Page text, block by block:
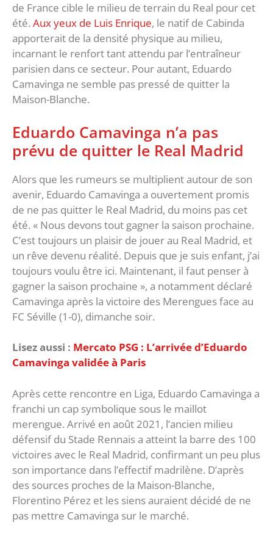
de France cible le milieu de terrain du Real pour cet
été. Aux yeux de Luis Enrique, le natif de Cabinda
apporterait de la densité physique au milieu,
incarnant le renfort tant attendu par l’entraîneur
parisien dans ce secteur. Pour autant, Eduardo
Camavinga ne semble pas pressé de quitter la
Maison-Blanche.
Eduardo Camavinga n’a pas
prévu de quitter le Real Madrid
Alors que les rumeurs se multiplient autour de son
avenir, Eduardo Camavinga a ouvertement promis
de ne pas quitter le Real Madrid, du moins pas cet
été. « Nous devons tout gagner la saison prochaine.
C’est toujours un plaisir de jouer au Real Madrid, et
un rêve devenu réalité. Depuis que je suis enfant, j’ai
toujours voulu être ici. Maintenant, il faut penser à
gagner la saison prochaine », a notamment déclaré
Camavinga après la victoire des Merengues face au
FC Séville (1-0), dimanche soir.
Lisez aussi : Mercato PSG : L’arrivée d’Eduardo
Camavinga validée à Paris
Après cette rencontre en Liga, Eduardo Camavinga a
franchi un cap symbolique sous le maillot
merengue. Arrivé en août 2021, l’ancien milieu
défensif du Stade Rennais a atteint la barre des 100
victoires avec le Real Madrid, confirmant un peu plus
son importance dans l’effectif madrilène. D’après
des sources proches de la Maison-Blanche,
Florentino Pérez et les siens auraient décidé de ne
pas mettre Camavinga sur le marché.